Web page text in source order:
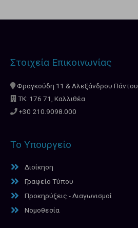
Στοιχεία Επικοινωνίας
Φραγκούδη 11 & Αλεξάνδρου Πάντου
ΤΚ: 176 71, Καλλιθέα
+30 210.9098.000
Το Υπουργείο
Διοίκηση
Γραφείο Τύπου
Προκηρύξεις - Διαγωνισμοί
Νομοθεσία